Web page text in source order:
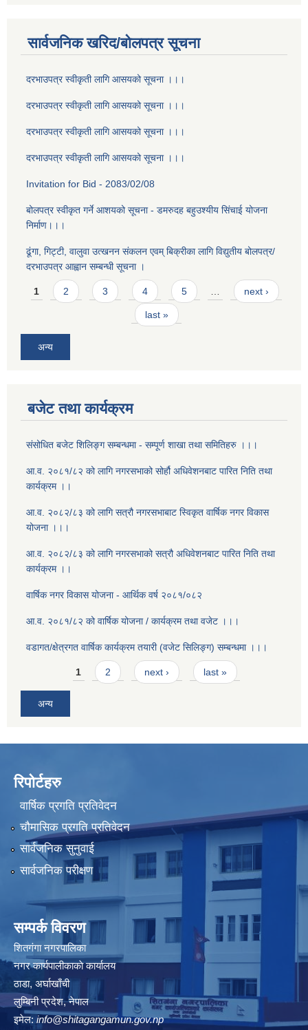
सार्वजनिक खरिद/बोलपत्र सूचना
दरभाउपत्र स्वीकृती लागि आसयको सूचना ।।।
दरभाउपत्र स्वीकृती लागि आसयको सूचना ।।।
दरभाउपत्र स्वीकृती लागि आसयको सूचना ।।।
दरभाउपत्र स्वीकृती लागि आसयको सूचना ।।।
Invitation for Bid - 2083/02/08
बोलपत्र स्वीकृत गर्ने आशयको सूचना - डमरुदह बहुउश्यीय सिंचाई योजना
निर्माण।।।
ढूंगा, गिट्टी, वालुवा उत्खनन संकलन एवम् बिक्रीका लागि विद्युतीय बोलपत्र/
दरभाउपत्र आह्वान सम्बन्धी सूचना ।
Pages
1 2 3 4 5 … next ›
last »
अन्य
बजेट तथा कार्यक्रम
संसोधित बजेट शिलिङ्ग सम्बन्धमा - सम्पूर्ण शाखा तथा समितिहरु ।।।
आ.व. २०८१/८२ को लागि नगरसभाको सोर्हौ अधिवेशनबाट पारित निति तथा
कार्यक्रम ।।
आ.व. २०८२/८३ को लागि सत्रौ नगरसभाबाट स्विकृत वार्षिक नगर विकास
योजना ।।।
आ.व. २०८२/८३ को लागि नगरसभाको सत्रौ अधिवेशनबाट पारित निति तथा
कार्यक्रम ।।
वार्षिक नगर विकास योजना - आर्थिक वर्ष २०८१/०८२
आ.व. २०८१/८२ को वार्षिक योजना / कार्यक्रम तथा वजेट ।।।
वडागत/क्षेत्रगत वार्षिक कार्यक्रम तयारी (वजेट सिलिङ्ग) सम्बन्धमा ।।।
Pages1 2 next › last »
अन्य
रिपोर्टहरु
वार्षिक प्रगति प्रतिवेदन
चौमासिक प्रगति प्रतिवेदन
सार्वजनिक सुनुवाई
सार्वजनिक परीक्षण
सम्पर्क विवरण
शितगंगा नगरपालिका
नगर कार्यपालीकाकाे कार्यालय
ठाडा, अर्घाखाँची
लुम्बिनी प्रदेश, नेपाल
इमेल: info@shitagangamun.gov.np